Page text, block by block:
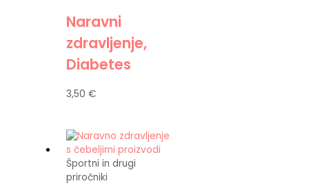
Naravni
zdravljenje,
Diabetes
3,50€
Športni in drugi
priročniki